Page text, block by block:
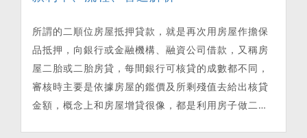
所謂的二順位房屋抵押貸款，就是再次用房屋作擔保
品抵押，向銀行或金融機構、融資公司借款，又稱房
屋二胎或二胎房貸，每間銀行可核貸的成數都不同，
審核時主要是依據房屋的鑑價及所剩殘值去給出核貸
金額，概念上和房屋增貸很像，都是利用房子做二次